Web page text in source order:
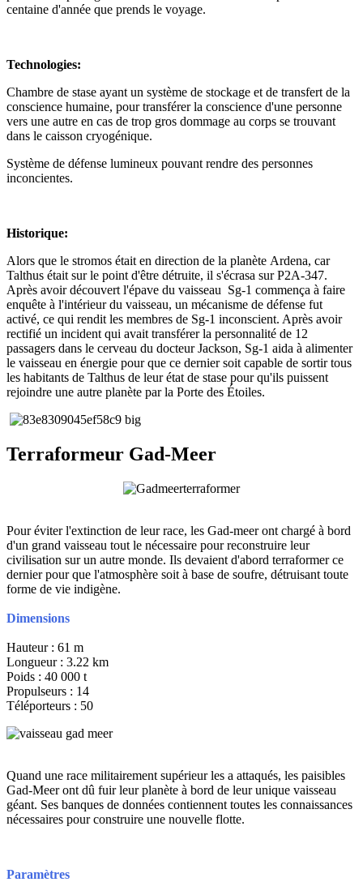
centaine d'année que prends le voyage.
Technologies:
Chambre de stase ayant un système de stockage et de transfert de la
conscience humaine, pour transférer la conscience d'une personne
vers une autre en cas de trop gros dommage au corps se trouvant
dans le caisson cryogénique.
Système de défense lumineux pouvant rendre des personnes
inconcientes.
Historique:
Alors que le stromos était en direction de la planète Ardena, car
Talthus était sur le point d'être détruite, il s'écrasa sur P2A-347.
Après avoir découvert l'épave du vaisseau Sg-1 commença à faire
enquête à l'intérieur du vaisseau, un mécanisme de défense fut
activé, ce qui rendit les membres de Sg-1 inconscient. Après avoir
rectifié un incident qui avait transférer la personnalité de 12
passagers dans le cerveau du docteur Jackson, Sg-1 aida à alimenter
le vaisseau en énergie pour que ce dernier soit capable de sortir tous
les habitants de Talthus de leur état de stase pour qu'ils puissent
rejoindre une autre planète par la Porte des Étoiles.
Terraformeur Gad-Meer
Pour éviter l'extinction de leur race, les Gad-meer ont chargé à bord
d'un grand vaisseau tout le nécessaire pour reconstruire leur
civilisation sur un autre monde. Ils devaient d'abord terraformer ce
dernier pour que l'atmosphère soit à base de soufre, détruisant toute
forme de vie indigène.
Dimensions
Hauteur : 61 m
Longueur : 3.22 km
Poids : 40 000 t
Propulseurs : 14
Téléporteurs : 50
Quand une race militairement supérieur les a attaqués, les paisibles
Gad-Meer ont dû fuir leur planète à bord de leur unique vaisseau
géant. Ses banques de données contiennent toutes les connaissances
nécessaires pour construire une nouvelle flotte.
Paramètres